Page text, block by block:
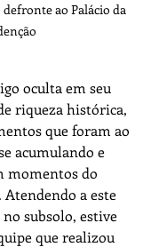
ao Palácio da
oculta em seu
riqueza histórica,
que foram ao
acumulando e
momentos do
Atendendo a este
subsolo, estive
que realizou